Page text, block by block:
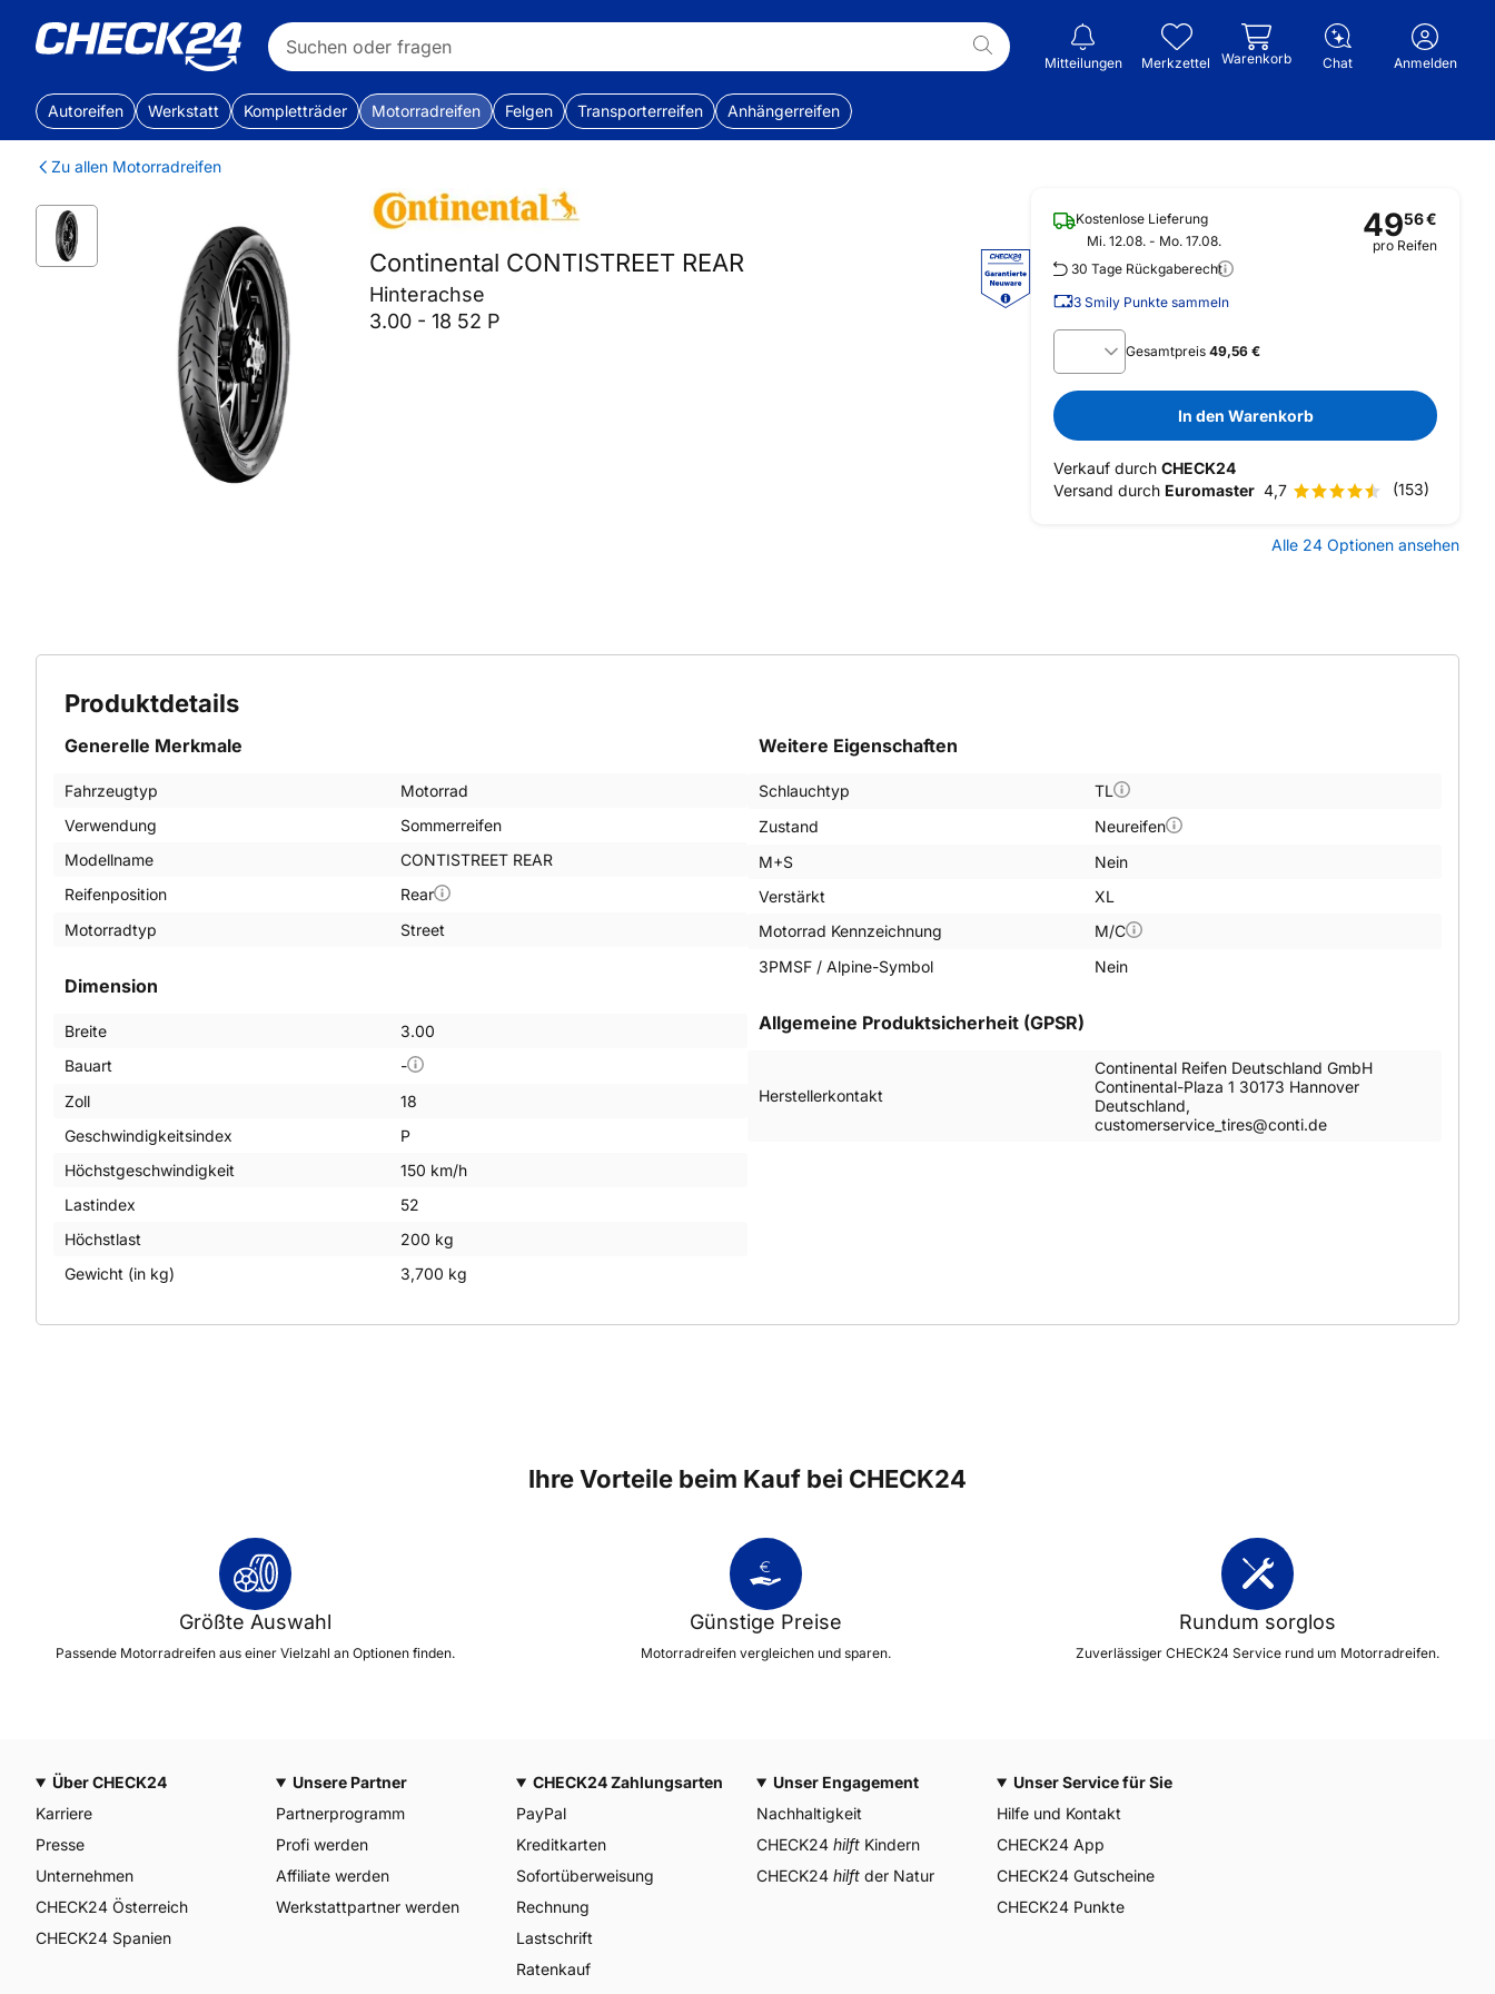
Mitteilungen Merkzettel Warenkorb Chat Anmelden
Autoreifen Werkstatt Kompletträder Motorradreifen Felgen Transporterreifen Anhängerreifen
Zu allen Motorradreifen
Continental CONTISTREET REAR
Hinterachse
3.00 - 18 52 P
Kostenlose Lieferung
Mi. 12.08. - Mo. 17.08.
30 Tage Rückgaberecht
3 Smily Punkte sammeln
4956€
pro Reifen
Gesamtpreis 49,56 €
In den Warenkorb
Verkauf durch CHECK24
Versand durch Euromaster 4,7 (153)
Alle 24 Optionen ansehen
Produktdetails
Dimension
Breite
3.00
Bauart
-
Zoll
18
Geschwindigkeitsindex
P
Höchstgeschwindigkeit
150 km/h
Lastindex
52
Höchstlast
200 kg
Gewicht (in kg)
3,700 kg
Generelle Merkmale
Fahrzeugtyp
Motorrad
Verwendung
Sommerreifen
Modellname
CONTISTREET REAR
Reifenposition
Rear
Motorradtyp
Street
Weitere Eigenschaften
Schlauchtyp
TL
Zustand
Neureifen
M+S
Nein
Verstärkt
XL
Motorrad Kennzeichnung
M/C
3PMSF / Alpine-Symbol
Nein
Allgemeine Produktsicherheit (GPSR)
Herstellerkontakt
Continental Reifen Deutschland GmbH
Continental-Plaza 1 30173 Hannover
Deutschland,
customerservice_tires@conti.de
Ihre Vorteile beim Kauf bei CHECK24
Größte Auswahl
Passende Motorradreifen aus einer Vielzahl an Optionen finden.
Günstige Preise
Motorradreifen vergleichen und sparen.
Rundum sorglos
Zuverlässiger CHECK24 Service rund um Motorradreifen.
Über CHECK24
Karriere
Presse
Unternehmen
CHECK24 Österreich
CHECK24 Spanien
Unsere Partner
Partnerprogramm
Profi werden
Affiliate werden
Werkstattpartner werden
CHECK24 Zahlungsarten
PayPal
Kreditkarten
Sofortüberweisung
Rechnung
Lastschrift
Ratenkauf
Unser Engagement
Nachhaltigkeit
CHECK24 hilft Kindern
CHECK24 hilft der Natur
Unser Service für Sie
Hilfe und Kontakt
CHECK24 App
CHECK24 Gutscheine
CHECK24 Punkte